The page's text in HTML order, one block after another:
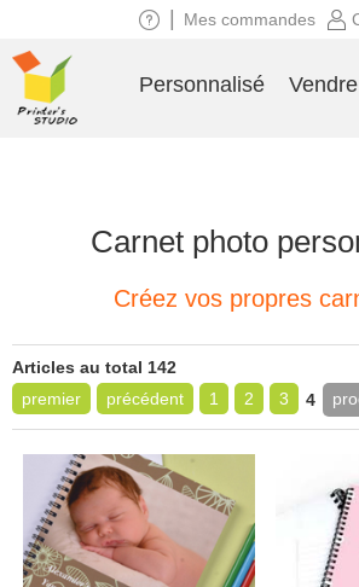
Carnet photo
Créez vos propres
Articles au total 142
premier
précédent 1 2 3 4
Mes commandes
Personnalisé Vendre